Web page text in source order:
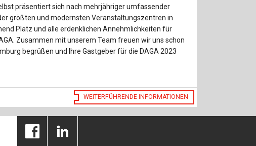
präsentiert sich nach mehrjähriger umfassender
größten und modernsten Veranstaltungszentren in
Platz und alle erdenklichen Annehmlichkeiten für
Zusammen mit unserem Team freuen wir uns schon
begrüßen und Ihre Gastgeber für die DAGA 2023
WEITERFÜHRENDE INFORMATIONEN